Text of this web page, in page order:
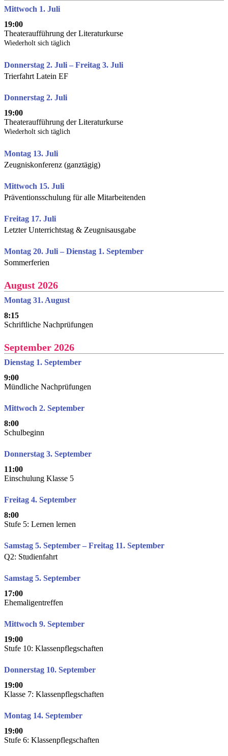
Mittwoch 1. Juli
19:00
Theateraufführung der Literaturkurse
Wiederholt sich täglich
Donnerstag 2. Juli – Freitag 3. Juli
Trierfahrt Latein EF
Donnerstag 2. Juli
19:00
Theateraufführung der Literaturkurse
Wiederholt sich täglich
Montag 13. Juli
Zeugniskonferenz (ganztägig)
Mittwoch 15. Juli
Präventionsschulung für alle Mitarbeitenden
Freitag 17. Juli
Letzter Unterrichtstag & Zeugnisausgabe
Montag 20. Juli – Dienstag 1. September
Sommerferien
August 2026
Montag 31. August
8:15
Schriftliche Nachprüfungen
September 2026
Dienstag 1. September
9:00
Mündliche Nachprüfungen
Mittwoch 2. September
8:00
Schulbeginn
Donnerstag 3. September
11:00
Einschulung Klasse 5
Freitag 4. September
8:00
Stufe 5: Lernen lernen
Samstag 5. September – Freitag 11. September
Q2: Studienfahrt
Samstag 5. September
17:00
Ehemaligentreffen
Mittwoch 9. September
19:00
Stufe 10: Klassenpflegschaften
Donnerstag 10. September
19:00
Klasse 7: Klassenpflegschaften
Montag 14. September
19:00
Stufe 6: Klassenpflegschaften